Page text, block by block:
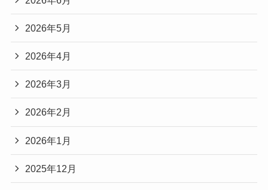
2026年5月
2026年4月
2026年3月
2026年2月
2026年1月
2025年12月